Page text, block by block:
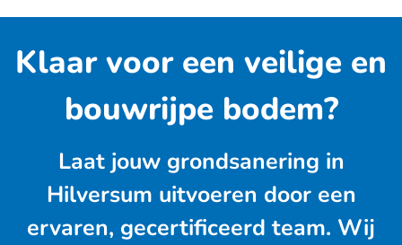
Klaar voor een veilige en
bouwrijpe bodem?
Laat jouw grondsanering in
Hilversum uitvoeren door een
ervaren, gecertificeerd team. Wij